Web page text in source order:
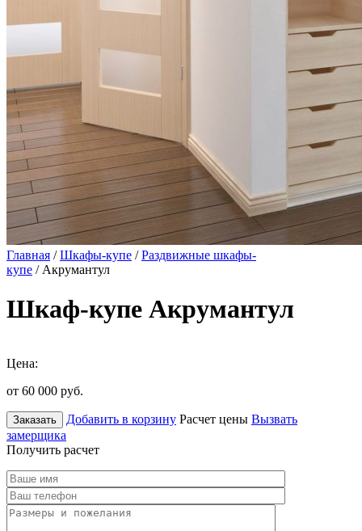
Главная /Шкафы-купе /Раздвижные шкафы-
купе / Акрумантул
Шкаф-купе Акрумантул
Цена:
от 60 000 руб.
Заказать Добавить в корзину Расчет цены Вызвать
замерщика
Получить расчет